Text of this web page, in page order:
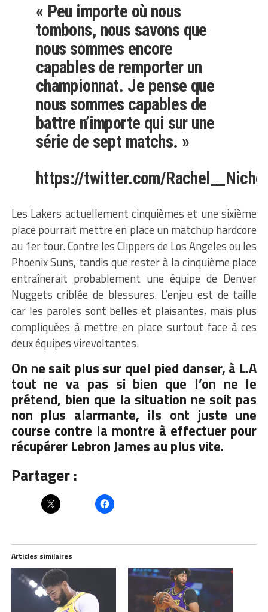
« Peu importe où nous
tombons, nous savons que
nous sommes encore
capables de remporter un
championnat. Je pense que
nous sommes capables de
battre n’importe qui sur une
série de sept matchs. »
https://twitter.com/
Les Lakers actuellement cinquièmes et une sixième
place pourrait mettre en place un matchup hardcore
au 1er tour. Contre les Clippers de Los Angeles ou les
Phoenix Suns, tandis que rester à la cinquième place
entraînerait probablement une équipe de Denver
Nuggets criblée de blessures. L’enjeu est de taille
car les paroles sont belles et plaisantes, mais plus
compliquées à mettre en place surtout face à ces
deux équipes virevoltantes.
On ne sait plus sur quel pied danser, à L.A
tout ne va pas si bien que l’on ne le
prétend, bien que la situation ne soit pas
non plus alarmante, ils ont juste une
course contre la montre à effectuer pour
récupérer Lebron James au plus vite.
Partager :
Articles similaires